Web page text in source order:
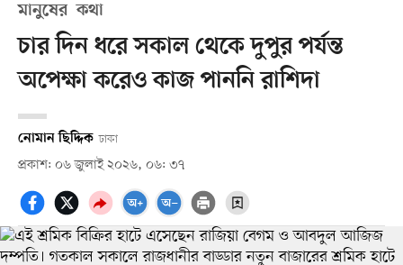
মানুষের কথা
চার দিন ধরে সকাল থেকে দুপুর পর্যন্ত
অপেক্ষা করেও কাজ পাননি রাশিদা
নোমান ছিদ্দিক ঢাকা
প্রকাশ: ০৬ জুলাই ২০২৬, ০৬: ৩৭